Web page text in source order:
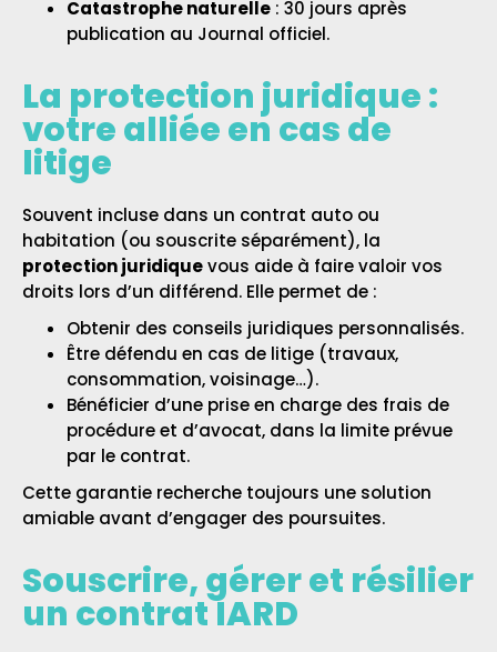
Catastrophe naturelle : 30 jours après
publication au Journal officiel.
La protection juridique :
votre alliée en cas de
litige
Souvent incluse dans un contrat auto ou
habitation (ou souscrite séparément), la
protection juridiquevous aide à faire valoir vos
droits lors d’un différend. Elle permet de :
Obtenir des conseils juridiques personnalisés.
Être défendu en cas de litige (travaux,
consommation, voisinage…).
Bénéficier d’une prise en charge des frais de
procédure et d’avocat, dans la limite prévue
par le contrat.
Cette garantie recherche toujours une solution
amiable avant d’engager des poursuites.
Souscrire, gérer et résilier
un contrat IARD